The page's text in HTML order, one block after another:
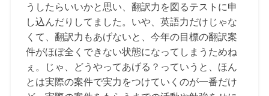
うしたらいいかと思い、翻訳力を図るテストに申
し込んだりしてました。いや、英語力だけじゃな
くて、翻訳力もあげないと、今年の目標の翻訳案
件がほぼ全くできない状態になってしまうためね
ぇ。じゃ、どうやってあげる？っていうと、ほん
とは実際の案件で実力をつけていくのが一番だけ